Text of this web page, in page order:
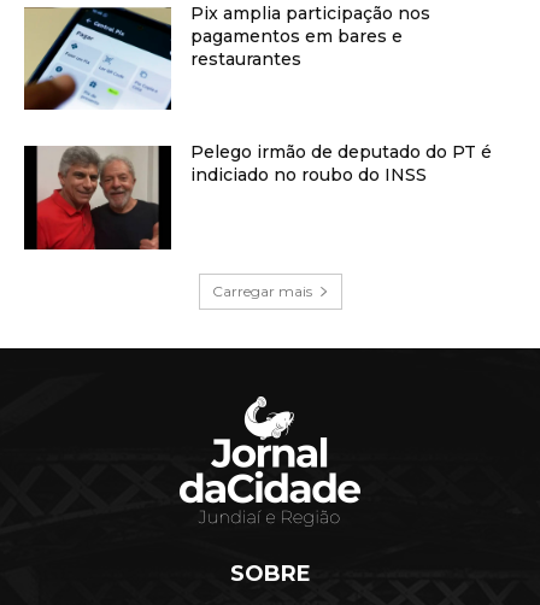
Pix amplia participação nos
pagamentos em bares e
restaurantes
Pelego irmão de deputado do PT é
indiciado no roubo do INSS
Carregar mais
SOBRE